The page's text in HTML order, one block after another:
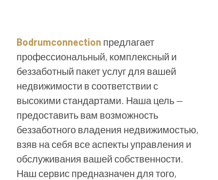
Bodrumconnection предлагает
профессиональный, комплексный и
беззаботный пакет услуг для вашей
недвижимости в соответствии с
высокими стандартами. Наша цель —
предоставить вам возможность
беззаботного владения недвижимостью,
взяв на себя все аспекты управления и
обслуживания вашей собственности.
Наш сервис предназначен для того,